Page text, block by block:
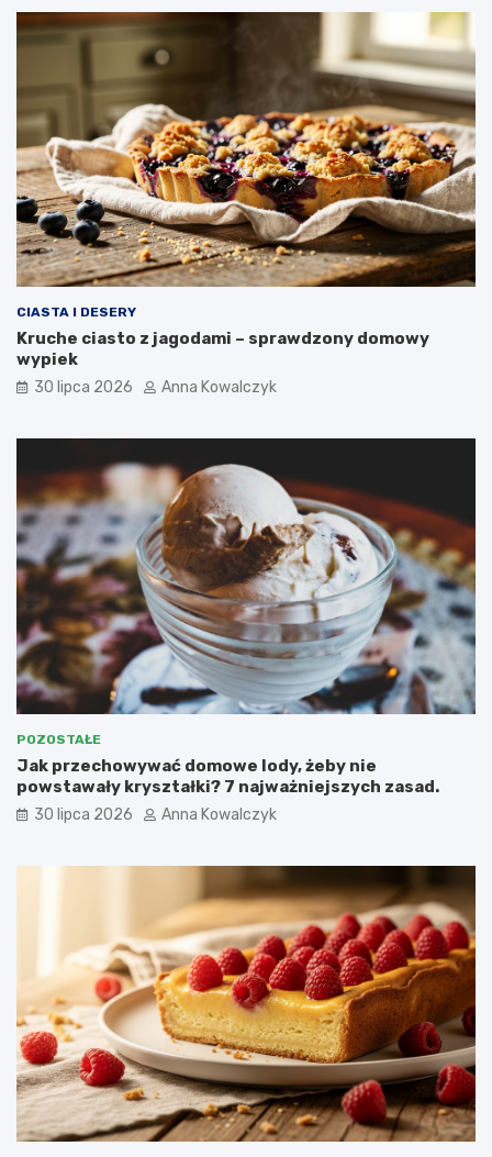
CIASTA I DESERY
Kruche ciasto z jagodami – sprawdzony domowy
wypiek
30 lipca 2026 Anna Kowalczyk
POZOSTAŁE
Jak przechowywać domowe lody, żeby nie
powstawały kryształki? 7 najważniejszych zasad.
30 lipca 2026 Anna Kowalczyk